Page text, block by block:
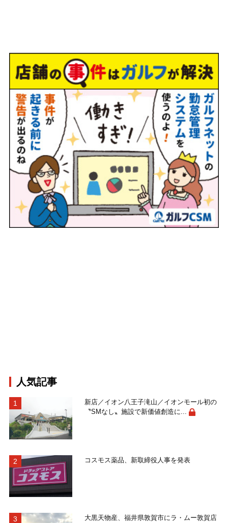
人気記事
新店／イオン八王子滝山／イオンモール初の
〝SMなし〟施設で新価値創造に...
コスモス薬品、新取締役人事を発表
大黒天物産、福井県敦賀市にラ・ムー敦賀店